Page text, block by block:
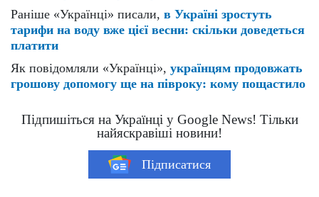
Раніше «Українці» писали, в Україні зростуть
тарифи на воду вже цієї весни: скільки доведеться
платити
Як повідомляли «Українці», українцям продовжать
грошову допомогу ще на півроку: кому пощастило
Підпишіться на Українці у Google News! Тільки
найяскравіші новини!
Підписатися